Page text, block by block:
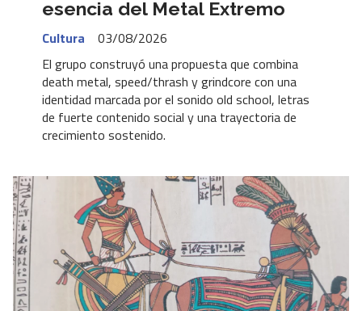
esencia del Metal Extremo
Cultura
03/08/2026
El grupo construyó una propuesta que combina
death metal, speed/thrash y grindcore con una
identidad marcada por el sonido old school, letras
de fuerte contenido social y una trayectoria de
crecimiento sostenido.